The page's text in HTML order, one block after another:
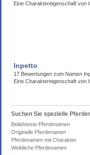
Eine Charaktereigenschaft von
Inpetto
17 Bewertungen zum Namen
Eine Charaktereigenschaft von
Suchen Sie spezielle
Beliebteste Pferdenamen
Originelle Pferdenamen
Pferdenamen mit Charakter
Weibliche Pferdenamen